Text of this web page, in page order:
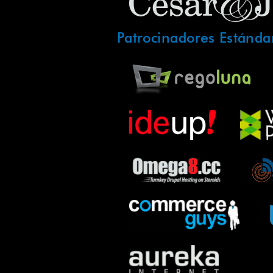
Patrocinadores